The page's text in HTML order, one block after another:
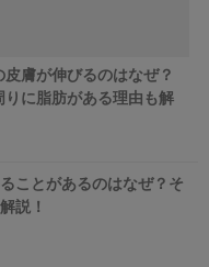
皮膚が伸びるのはなぜ？
りに脂肪がある理由も解
ことがあるのはなぜ？そ
説！